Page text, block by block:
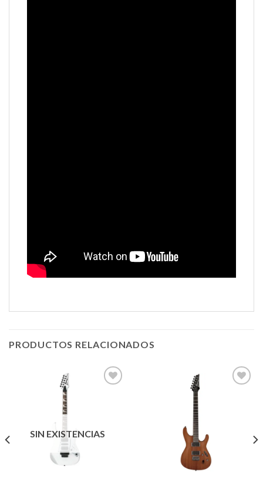
PRODUCTOS RELACIONADOS
lista de
deseos
SIN EXISTENCIAS